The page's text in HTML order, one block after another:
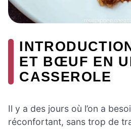
ET BŒUF EN
CASSEROLE
Il y a des jours où l’on a
réconfortant, sans trop de